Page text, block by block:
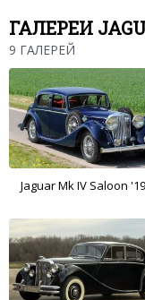
ГАЛЕРЕИ
9 ГАЛЕРЕЙ
Jaguar Mk IV Saloon